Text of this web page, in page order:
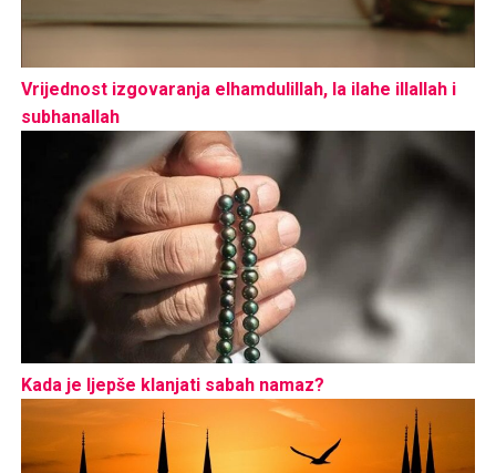
Vrijednost izgovaranja elhamdulillah, la ilahe illallah i
subhanallah
Kada je ljepše klanjati sabah namaz?